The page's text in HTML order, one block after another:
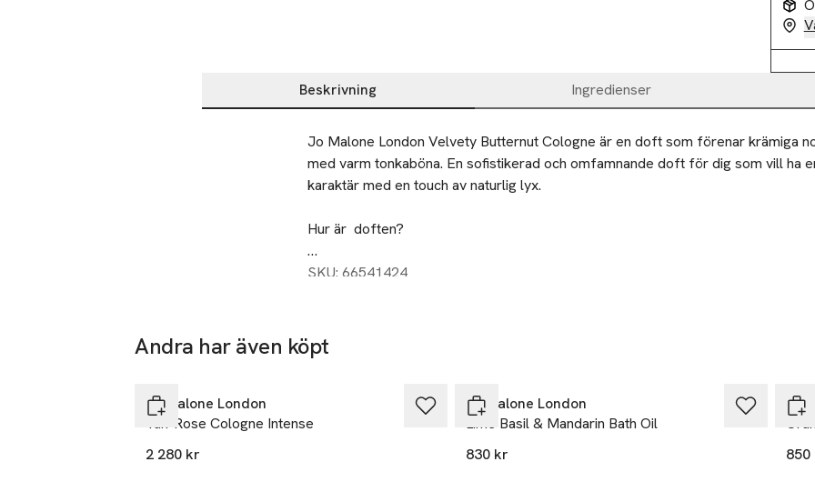
Beskrivning Ingredienser
Beskrivning
Jo Malone London Velvety Butternut Cologne är en doft som förenar krämiga
med varm tonkaböna. En sofistikerad och omfamnande doft för dig som vill ha
karaktär med en touch av naturlig lyx.
Hur är  doften?
Doften känns mjuk och inbjudande – som en sammetslen butternut som lekfullt
De krämiga noterna av butternut smälter samman med den varma, lätt sötaktiga
mjukhet och djup balanseras i perfekt harmoni.
Doften omsluter huden med en varm, elegant karaktär och lämnar ett intryck av
SKU: 66541424
Andra har även köpt
Jo Malone London
Taif Rose Cologne Intense
2 280 kr
Jo Malone London
Lime Basil & Mandarin Bath Oil
830 kr
Jo
850